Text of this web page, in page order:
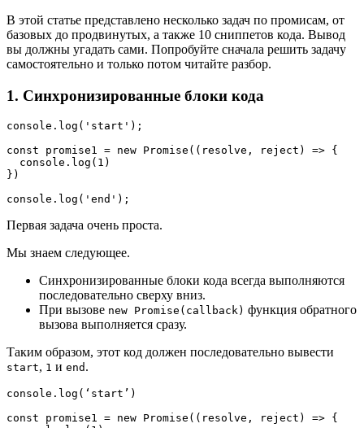
В этой статье представлено несколько задач по промисам, от
базовых до продвинутых, а также 10 сниппетов кода. Вывод
вы должны угадать сами. Попробуйте сначала решить задачу
самостоятельно и только потом читайте разбор.
1. Синхронизированные блоки кода
console.log('start');
const promise1 = new Promise((resolve, reject) => {
  console.log(1)
})
console.log('end');
Первая задача очень проста.
Мы знаем следующее.
Синхронизированные блоки кода всегда выполняются
последовательно сверху вниз.
При вызове new Promise(callback) функция обратного
вызова выполняется сразу.
Таким образом, этот код должен последовательно вывести
start, 1 и end .
console.log(‘start’)
const promise1 = new Promise((resolve, reject) => {